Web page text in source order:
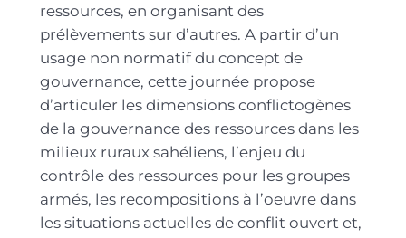
ressources, en organisant des
prélèvements sur d’autres. A partir d’un
usage non normatif du concept de
gouvernance, cette journée propose
d’articuler les dimensions conflictogènes
de la gouvernance des ressources dans les
milieux ruraux sahéliens, l’enjeu du
contrôle des ressources pour les groupes
armés, les recompositions à l’oeuvre dans
les situations actuelles de conflit ouvert et,